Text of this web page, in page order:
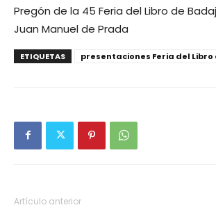
Pregón de la 45 Feria del Libro de
Juan Manuel de Prada
ETIQUETAS presentaciones Feria del Libro
Artículo anterior